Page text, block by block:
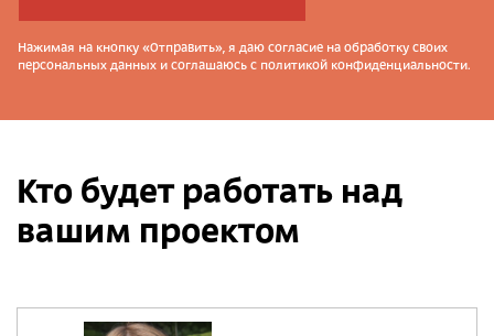
Нажимая на кнопку «Отправить», я даю согласие на обработку своих
персональных данных и соглашаюсь с политикой конфиденциальности.
Кто будет работать над
вашим проектом